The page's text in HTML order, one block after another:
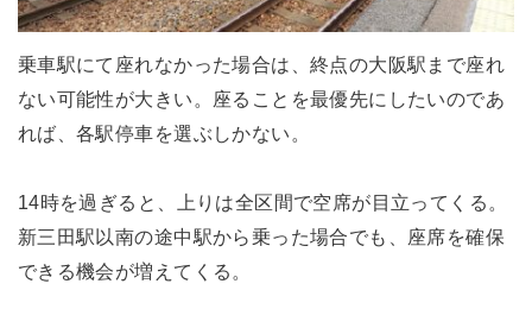
乗車駅にて座れなかった場合は、終点の大阪駅まで座れ
ない可能性が大きい。座ることを最優先にしたいのであ
れば、各駅停車を選ぶしかない。
14時を過ぎると、上りは全区間で空席が目立ってくる。
新三田駅以南の途中駅から乗った場合でも、座席を確保
できる機会が増えてくる。